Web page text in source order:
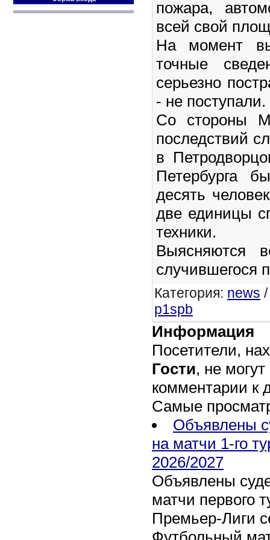
пожара,
всей свой
На момент
точные
серьезно
- не поступали.
Со стороны
последствий
в
Петербурга
десять
две единицы
техники.
Выясняются
случившегося
Категория: news
p1spb
Информация
Посетители,
Гости, не
комментарии к
Самые
Объявлены
на матчи 1-го
2026/2027
Объявлены
матчи первого
Премьер-Лиги